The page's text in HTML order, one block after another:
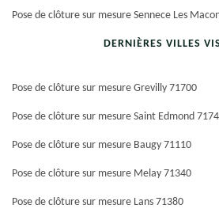
Pose de clôture sur mesure Sennece Les
DERNIÈRES VILLES
Pose de clôture sur mesure Grevilly 71700
Pose de clôture sur mesure Saint Edmond
Pose de clôture sur mesure Baugy 71110
Pose de clôture sur mesure Melay 71340
Pose de clôture sur mesure Lans 71380